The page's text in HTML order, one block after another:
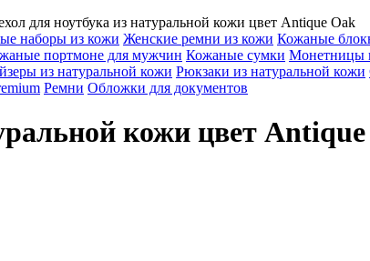
для ноутбука из натуральной кожи цвет Antique Oak
наборы из кожи Женские ремни из кожи Кожаные
портмоне для мужчин Кожаные сумки Монетницы
из натуральной кожи Рюкзаки из натуральной кожи
Ремни Обложки для документов
кожи цвет